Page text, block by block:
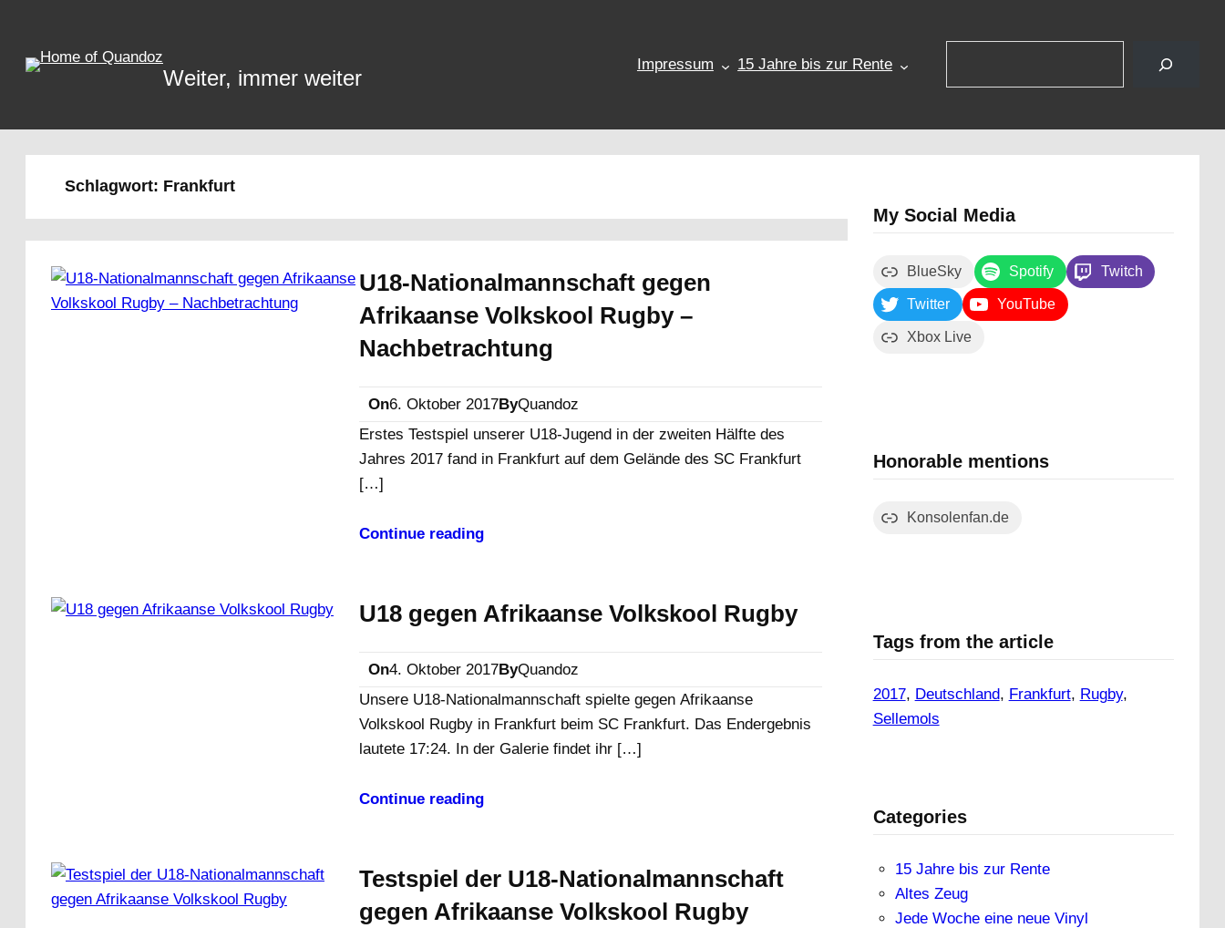
springen
Weiter, immer weiter
Impressum 15 Jahre bis zur Rente
Schlagwort: Frankfurt
U18-Nationalmannschaft gegen
Afrikaanse Volkskool Rugby –
Nachbetrachtung
On6. Oktober 2017ByQuandoz
Erstes Testspiel unserer U18-Jugend in der zweiten Hälfte des
Jahres 2017 fand in Frankfurt auf dem Gelände des SC Frankfurt
[…]
Continue reading
U18 gegen Afrikaanse Volkskool Rugby
On4. Oktober 2017ByQuandoz
Unsere U18-Nationalmannschaft spielte gegen Afrikaanse
Volkskool Rugby in Frankfurt beim SC Frankfurt. Das Endergebnis
lautete 17:24. In der Galerie findet ihr […]
Continue reading
Testspiel der U18-Nationalmannschaft
gegen Afrikaanse Volkskool Rugby
My Social Media
BlueSky Spotify Twitch
Twitter YouTube
Xbox Live
Honorable mentions
Konsolenfan.de
Tags from the article
2017, Deutschland, Frankfurt, Rugby
Sellemols
Categories
15 Jahre bis zur Rente
Altes Zeug
Jede Woche eine neue Vinyl